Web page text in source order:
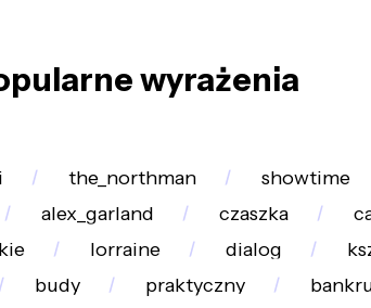
wyrażenia
the_northman showtime
alex_garland czaszka
lorraine dialog
budy praktyczny